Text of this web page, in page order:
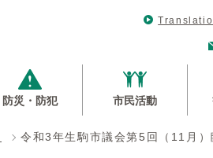
防災・防犯 市民活動
令和3年生駒市議会第5回（11月）